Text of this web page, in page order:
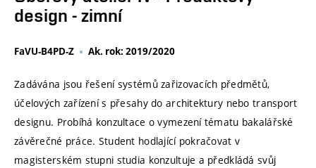
design - zimní
FaVU-B4PD-Z Ak. rok: 2019/2020
Zadávána jsou řešení systémů zařizovacích předmětů,
účelových zařízení s přesahy do architektury nebo transport
designu. Probíhá konzultace o vymezení tématu bakalářské
závěrečné práce. Student hodlající pokračovat v
magisterském stupni studia konzultuje a předkládá svůj